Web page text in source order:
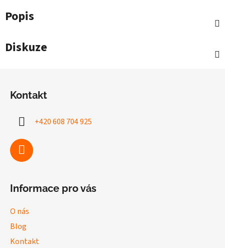
Popis
Diskuze
Kontakt
+420 608 704 925
Informace pro vás
O nás
Blog
Kontakt